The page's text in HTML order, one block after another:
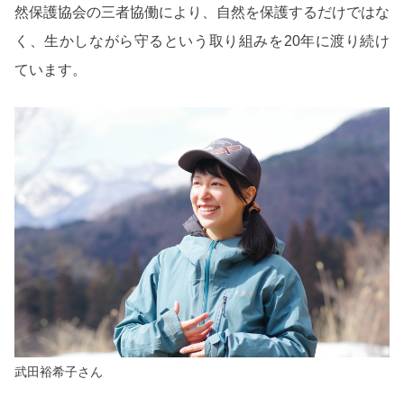
然保護協会の三者協働により、自然を保護するだけではな
く、生かしながら守るという取り組みを20年に渡り続け
ています。
武田裕希子さん